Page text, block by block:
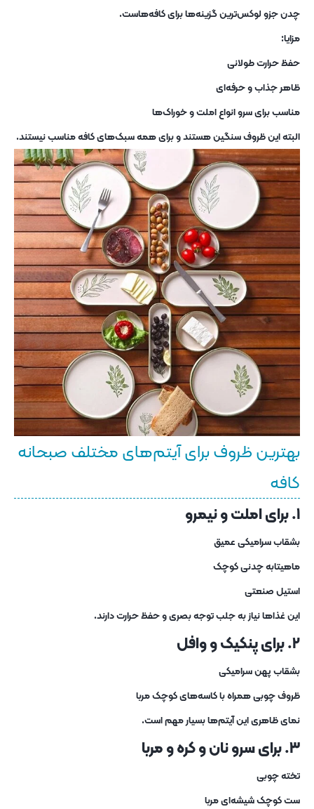
چدن جزو لوکس‌ترین گزینه‌ها برای کافه‌هاست.
مزایا:
حفظ حرارت طولانی
ظاهر جذاب و حرفه‌ای
مناسب برای سرو انواع املت و خوراک‌ها
البته این ظروف سنگین هستند و برای همه سبک‌های کافه مناسب نیستند.
بهترین ظروف برای آیتم‌های مختلف صبحانه
کافه
۱. برای املت و نیمرو
بشقاب سرامیکی عمیق
ماهیتابه چدنی کوچک
استیل صنعتی
این غذاها نیاز به جلب توجه بصری و حفظ حرارت دارند.
۲. برای پنکیک و وافل
بشقاب پهن سرامیکی
ظروف چوبی همراه با کاسه‌های کوچک مربا
نمای ظاهری این آیتم‌ها بسیار مهم است.
۳. برای سرو نان و کره و مربا
تخته چوبی
ست کوچک شیشه‌ای مربا